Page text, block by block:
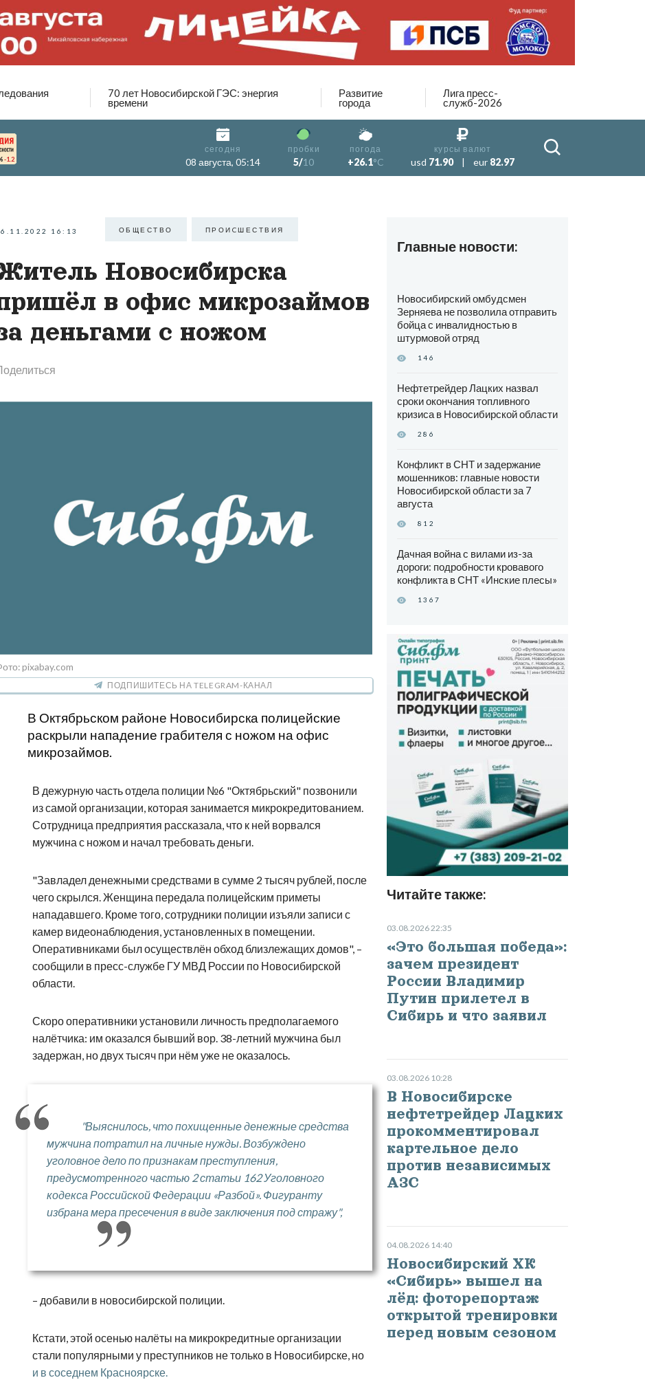
70 лет Новосибирской ГЭС: энергия
времени
Развитие
города
Лига пресс-
служб-2026
-1.2
сегодня
08 августа, 05:14
пробки
5/10
погода
+26.1°C
курсы валют
usd 71.90 | eur 82.97
16:13 ОБЩЕСТВО ПРОИCШЕСТВИЯ
Новосибирска
в офис микрозаймов
деньгами с ножом
pixabay.com
ПОДПИШИТЕСЬ НА TELEGRAM-КАНАЛ
В Октябрьском районе Новосибирска полицейские
раскрыли нападение грабителя с ножом на офис
микрозаймов.
В дежурную часть отдела полиции №6 "Октябрьский" позвонили
из самой организации, которая занимается микрокредитованием.
Сотрудница предприятия рассказала, что к ней ворвался
мужчина с ножом и начал требовать деньги.
"Завладел денежными средствами в сумме 2 тысяч рублей, после
чего скрылся. Женщина передала полицейским приметы
нападавшего. Кроме того, сотрудники полиции изъяли записи с
камер видеонаблюдения, установленных в помещении.
Оперативниками был осуществлён обход близлежащих домов", –
сообщили в пресс-службе ГУ МВД России по Новосибирской
области.
Скоро оперативники установили личность предполагаемого
налётчика: им оказался бывший вор. 38-летний мужчина был
задержан, но двух тысяч при нём уже не оказалось.
"Выяснилось, что похищенные денежные средства
мужчина потратил на личные нужды. Возбуждено
уголовное дело по признакам преступления,
предусмотренного частью 2 статьи 162 Уголовного
кодекса Российской Федерации «Разбой». Фигуранту
избрана мера пресечения в виде заключения под стражу",
– добавили в новосибирской полиции.
Кстати, этой осенью налёты на микрокредитные организации
стали популярными у преступников не только в Новосибирске, но
и в соседнем Красноярске.
Главные новости:
Новосибирский омбудсмен
Зерняева не позволила отправить
бойца с инвалидностью в
штурмовой отряд
146
Нефтетрейдер Лацких назвал
сроки окончания топливного
кризиса в Новосибирской области
286
Конфликт в СНТ и задержание
мошенников: главные новости
Новосибирской области за 7
августа
812
Дачная война с вилами из-за
дороги: подробности кровавого
конфликта в СНТ «Инские плесы»
1367
Читайте также:
03.08.2026 22:35
«Это большая победа»:
зачем президент
России Владимир
Путин прилетел в
Сибирь и что заявил
03.08.2026 10:28
В Новосибирске
нефтетрейдер Лацких
прокомментировал
картельное дело
против независимых
АЗС
04.08.2026 14:40
Новосибирский ХК
«Сибирь» вышел на
лёд: фоторепортаж
открытой тренировки
перед новым сезоном